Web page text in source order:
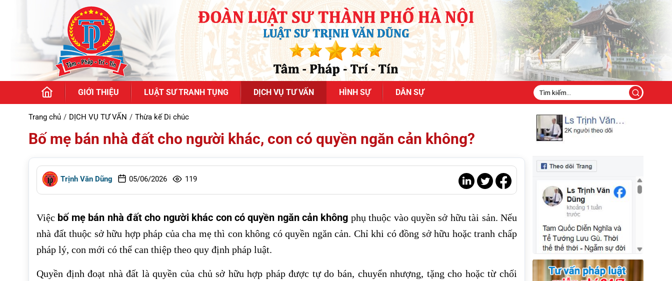
GIỚI THIỆU LUẬT SƯ TRANH TỤNG DỊCH VỤ TƯ VẤN HÌNH SỰ DÂN SỰ
Trang chủ DỊCH VỤ TƯ VẤN Thừa kế Di chúc
Bố mẹ bán nhà đất cho người khác, con có quyền ngăn cản không?
Trịnh Văn Dũng 05/06/2026 119
Việc bố mẹ bán nhà đất cho người khác con có quyền ngăn cản không phụ thuộc vào quyền sở hữu tài sản. Nếu
nhà đất thuộc sở hữu hợp pháp của cha mẹ thì con không có quyền ngăn cản. Chỉ khi có đồng sở hữu hoặc tranh chấp
pháp lý, con mới có thể can thiệp theo quy định pháp luật.
Quyền định đoạt nhà đất là quyền của chủ sở hữu hợp pháp được tự do bán, chuyển nhượng, tặng cho hoặc từ chối